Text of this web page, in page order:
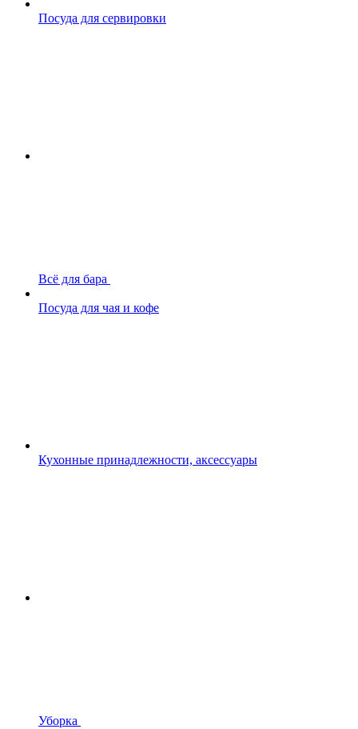
Посуда для сервировки
Всё для бара
Посуда для чая и кофе
Кухонные принадлежности, аксессуары
Уборка